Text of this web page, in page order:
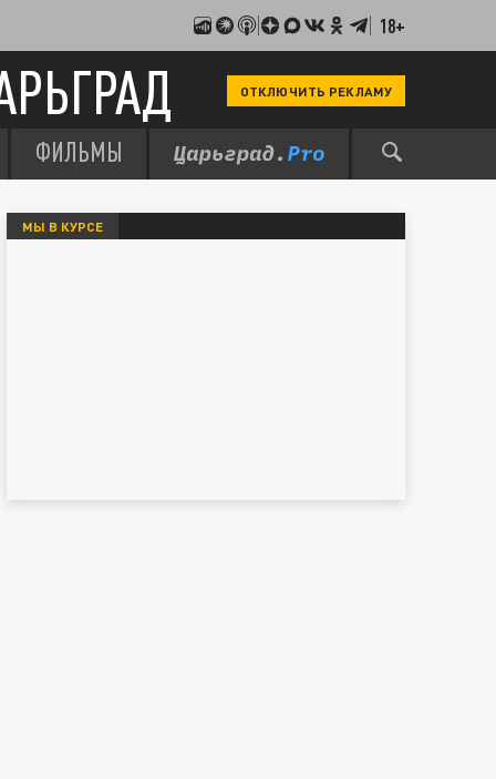
18+
ОТКЛЮЧИТЬ РЕКЛАМУ
ФИЛЬМЫ
МЫ В КУРСЕ